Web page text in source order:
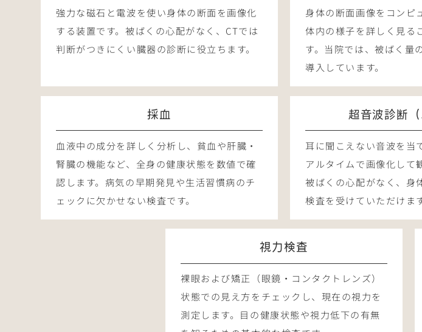
強力な磁石と電波を使い身体の断面を画像化
する装置です。被ばくの心配がなく、CTでは
判断がつきにくい臓器の診断に役立ちます。
身体の断面画像をコンピ
体内の様子を詳しく見る
す。当院では、被ばく量
導入しています。
採血
血液中の成分を詳しく分析し、貧血や肝臓・
腎臓の機能など、全身の健康状態を数値で確
認します。病気の早期発見や生活習慣病のチ
ェックに欠かせない検査です。
超音波診断（
耳に聞こえない音波を当
アルタイムで画像化して
被ばくの心配がなく、身
検査を受けていただけます
視力検査
裸眼および矯正（眼鏡・コンタクトレンズ）
状態での見え方をチェックし、現在の視力を
測定します。目の健康状態や視力低下の有無